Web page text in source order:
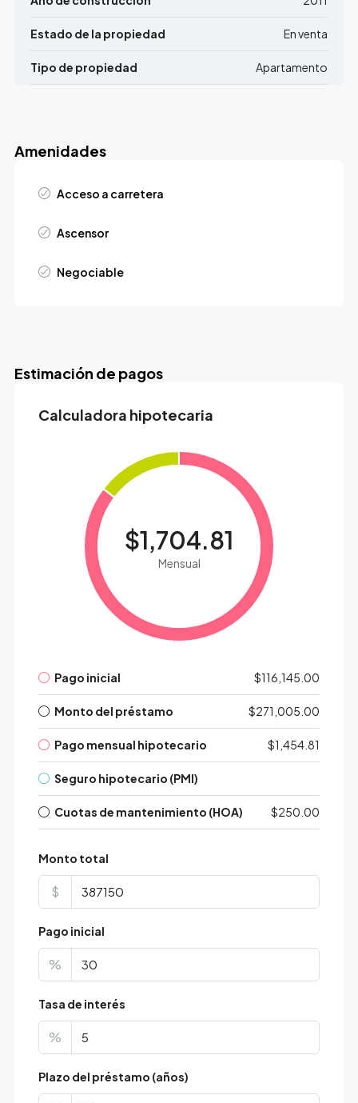
Estado de la propiedad En venta
Tipo de propiedad Apartamento
Amenidades
Acceso a carretera
Ascensor
Negociable
Estimación de pagos
Calculadora hipotecaria
$1,704.81
Mensual
Pago inicial $116,145.00
Monto del préstamo $271,005.00
Pago mensual hipotecario $1,454.81
Seguro hipotecario (PMI)
Cuotas de mantenimiento (HOA) $250.00
Monto total
$
Pago inicial
%
Tasa de interés
%
Plazo del préstamo (años)